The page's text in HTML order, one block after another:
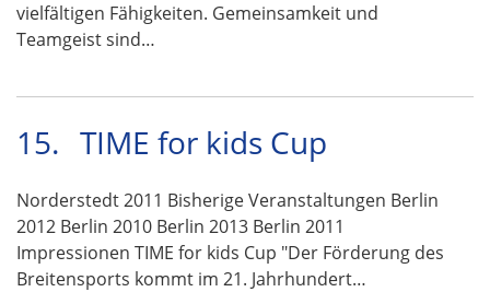
vielfältigen Fähigkeiten. Gemeinsamkeit und
Teamgeist sind…
15. TIME for kids Cup
Norderstedt 2011 Bisherige Veranstaltungen Berlin
2012 Berlin 2010 Berlin 2013 Berlin 2011
Impressionen TIME for kids Cup "Der Förderung des
Breitensports kommt im 21. Jahrhundert…